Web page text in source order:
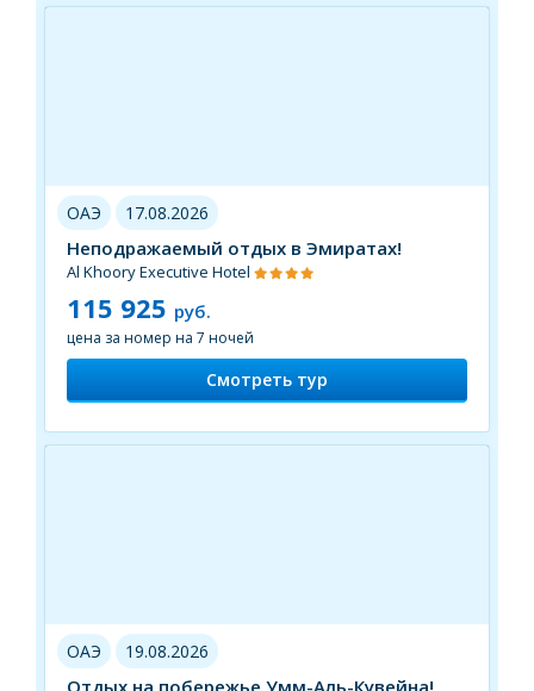
ОАЭ 17.08.2026
Неподражаемый отдых в Эмиратах!
Al Khoory Executive Hotel
115 925 руб.
цена за номер на 7 ночей
Смотреть тур
ОАЭ 19.08.2026